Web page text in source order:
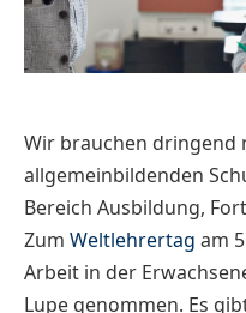
Wir brauchen dringend
allgemeinbildenden
Bereich Ausbildung,
Zum Weltlehrertag am
Arbeit in der
Lupe genommen. Es